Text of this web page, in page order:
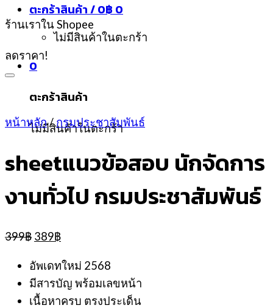
ตะกร้าสินค้า /0฿ 0
ไม่มีสินค้าในตะกร้า
0
ตะกร้าสินค้า
ไม่มีสินค้าในตะกร้า
ร้านเราใน Shopee
ลดราคา!
หน้าหลัก/ กรมประชาสัมพันธ์
sheetแนวข้อสอบ นักจัดการ
งานทั่วไป กรมประชาสัมพันธ์
399฿ Original
was:
399฿.
389฿Current
is:
389฿.
อัพเดทใหม่ 2568
มีสารบัญ พร้อมเลขหน้า
เนื้อหาครบ ตรงประเด็น